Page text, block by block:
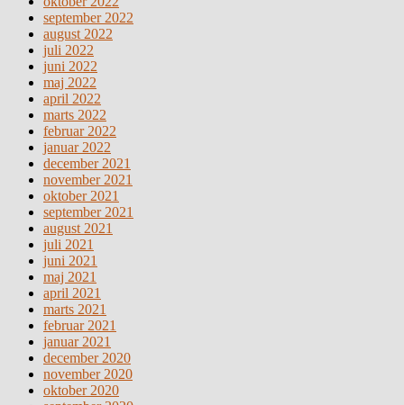
september 2022
august 2022
juli 2022
juni 2022
maj 2022
april 2022
marts 2022
februar 2022
januar 2022
december 2021
november 2021
oktober 2021
september 2021
august 2021
juli 2021
juni 2021
maj 2021
april 2021
marts 2021
februar 2021
januar 2021
december 2020
november 2020
oktober 2020